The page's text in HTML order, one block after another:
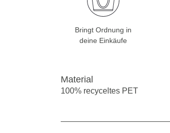
Bringt Ordnung in
deine Einkäufe
Material
100% recyceltes PET